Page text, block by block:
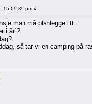
15:09:39 pm »
man må planlegge litt..
i år`?
så tar vi en camping på